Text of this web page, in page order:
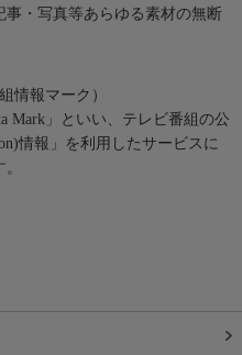
事・写真等あらゆる素材の無断
情報マーク）
Mark」といい、テレビ番組の公
情報」を利用したサービスに